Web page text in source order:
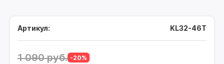
Артикул: KL32-46T
1 090 руб. -20%